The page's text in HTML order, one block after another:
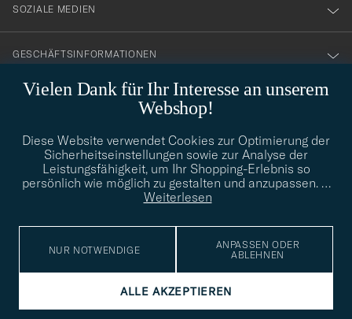
Vielen Dank für Ihr Interesse an unserem
Webshop!
Diese Website verwendet Cookies zur Optimierung der
Sicherheitseinstellungen sowie zur Analyse der
Leistungsfähigkeit, um Ihr Shopping-Erlebnis so
persönlich wie möglich zu gestalten und anzupassen. …
Weiterlesen
NUR NOTWENDIGE
ANPASSEN ODER
ABLEHNEN
ALLE AKZEPTIEREN
SOZIALE MEDIEN
GESCHÄFTSINFORMATIONEN
info@careofcarl.de
Benötigen Sie Hilfe bei der Suche nach Ihrem persönlichen Stil?
Wenden Sie sich an uns, wir helfen Ihnen gerne weiter!